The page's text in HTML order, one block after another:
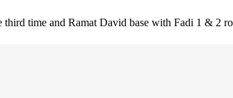
time and Ramat David base with Fadi 1 & 2